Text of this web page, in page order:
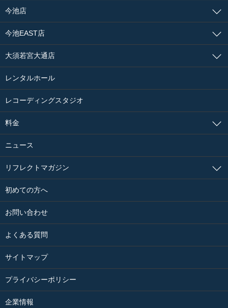
今池店
今池EAST店
大須若宮大通店
レンタルホール
レコーディングスタジオ
料金
ニュース
リフレクトマガジン
初めての方へ
お問い合わせ
よくある質問
サイトマップ
プライバシーポリシー
企業情報